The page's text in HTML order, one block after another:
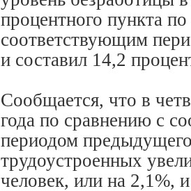
процентного пункта
соответствующим
и составил 14,2
Сообщается, что в
года по сравнению с
периодом
трудоустроенных
человек, или на 2,1%,